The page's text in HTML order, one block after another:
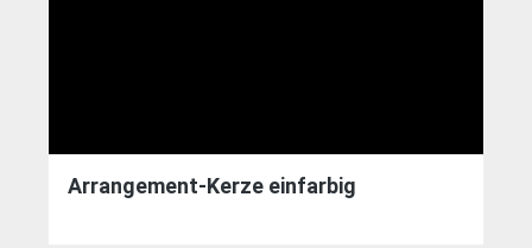
Arrangement-Kerze einfarbig